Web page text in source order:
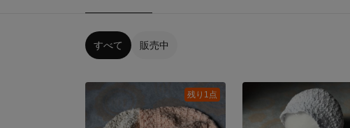
すべて 販売中
残り1点